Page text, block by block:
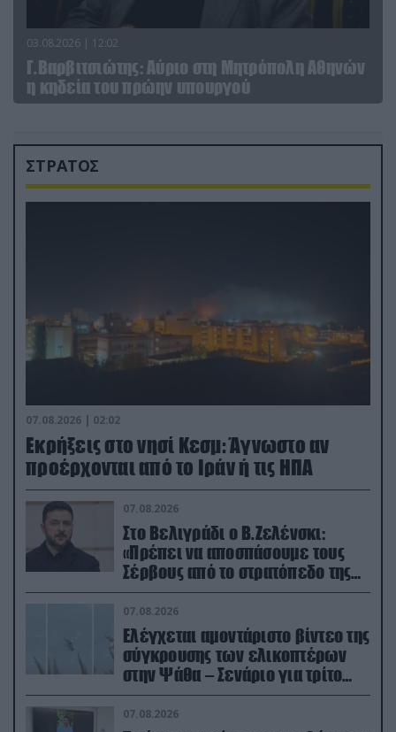
03.08.2026 | 12:02
Γ.Βαρβιτσιώτης: Aύριο στη Μητρόπολη Αθηνών
η κηδεία του πρώην υπουργού
ΣΤΡΑΤΟΣ
07.08.2026 | 02:02
Εκρήξεις στο νησί Κεσμ: Άγνωστο αν
προέρχονται από το Ιράν ή τις ΗΠΑ
07.08.2026
Στο Βελιγράδι ο Β.Ζελένσκι:
«Πρέπει να αποσπάσουμε τους
Σέρβους από το στρατόπεδο της
Ρωσίας»
07.08.2026
Ελέγχεται αμοντάριστο βίντεο της
σύγκρουσης των ελικοπτέρων
στην Ψάθα – Σενάριο για τρίτο
ελικόπτερο
07.08.2026